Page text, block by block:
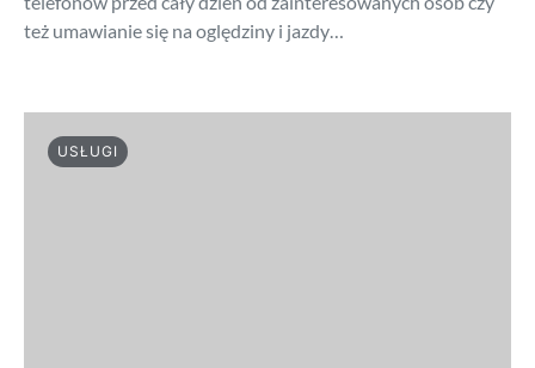
też umawianie się na oględziny i jazdy…
USŁUGI